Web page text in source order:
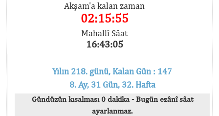
Akşam'a kalan zaman
02:15:55
Mahallî Sâat
16:43:05
Yılın 218. günü, Kalan Gün : 147
8. Ay, 31 Gün, 32. Hafta
Gündüzün kısalması 0 dakika - Bugün ezânî sâat
ayarlanmaz.